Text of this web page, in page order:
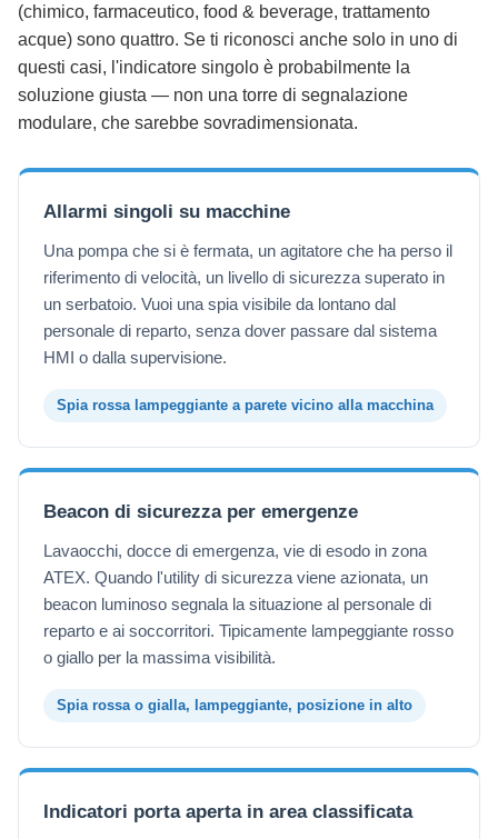
(chimico, farmaceutico, food & beverage, trattamento
acque) sono quattro. Se ti riconosci anche solo in uno di
questi casi, l'indicatore singolo è probabilmente la
soluzione giusta — non una torre di segnalazione
modulare, che sarebbe sovradimensionata.
Allarmi singoli su macchine
Una pompa che si è fermata, un agitatore che ha perso il
riferimento di velocità, un livello di sicurezza superato in
un serbatoio. Vuoi una spia visibile da lontano dal
personale di reparto, senza dover passare dal sistema
HMI o dalla supervisione.
Spia rossa lampeggiante a parete vicino alla macchina
Beacon di sicurezza per emergenze
Lavaocchi, docce di emergenza, vie di esodo in zona
ATEX. Quando l'utility di sicurezza viene azionata, un
beacon luminoso segnala la situazione al personale di
reparto e ai soccorritori. Tipicamente lampeggiante rosso
o giallo per la massima visibilità.
Spia rossa o gialla, lampeggiante, posizione in alto
Indicatori porta aperta in area classificata